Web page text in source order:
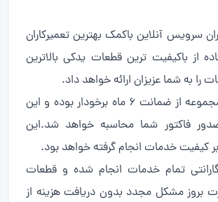
سرویس آنلاین باکمک بهترین تعمیرکاران
از باکیفیت ترین قطعات یدکی بالاترین
به شما عزیزان ارائه خواهد داد.
تمامی خدمات مجموعه از ضمانت ۶ ماه برخودار بوده و این
فاکتور شما محاسبه خواهد شد.این
کیفیت خدمات انجام گرفته خواهد بود.
تمام خدمات انجام شده و قطعات
بروز مشکل مجدد بدون دریافت هزینه از